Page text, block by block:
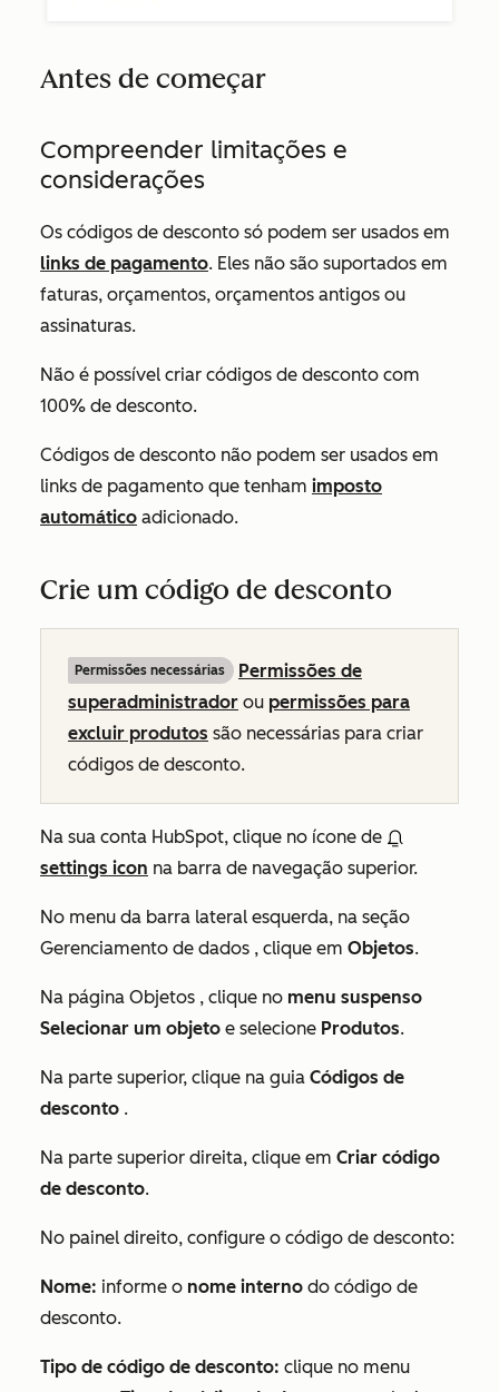
Antes de começar
Compreender limitações e
considerações
Os códigos de desconto só podem ser usados em
links de pagamento. Eles não são suportados em
faturas, orçamentos, orçamentos antigos ou
assinaturas.
Não é possível criar códigos de desconto com
100% de desconto.
Códigos de desconto não podem ser usados em
links de pagamento que tenham imposto
automático adicionado.
Crie um código de desconto
Permissões necessárias
Permissões de
superadministrador ou permissões para
excluir produtos são necessárias para criar
códigos de desconto.
Na sua conta HubSpot, clique no ícone de
settings icon na barra de navegação superior.
No menu da barra lateral esquerda, na seção
Gerenciamento de dados , clique em Objetos.
Na página Objetos , clique no menu suspenso
Selecionar um objeto e selecione Produtos.
Na parte superior, clique na guia Códigos de
desconto .
Na parte superior direita, clique em Criar código
de desconto.
No painel direito, configure o código de desconto:
Nome: informe o nome interno do código de
desconto.
Tipo de código de desconto: clique no menu